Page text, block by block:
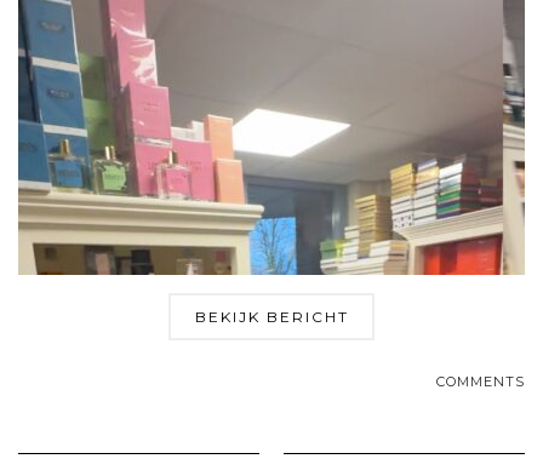
BEKIJK BERICHT
COMMENTS